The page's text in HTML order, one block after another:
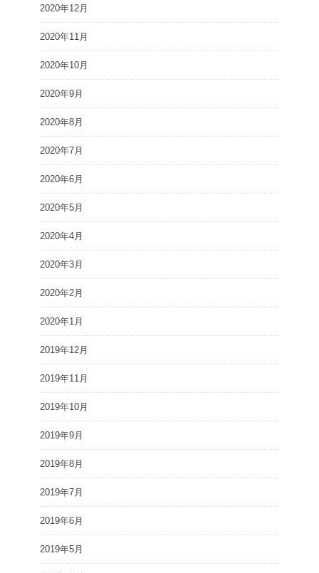
2020年12月
2020年11月
2020年10月
2020年9月
2020年8月
2020年7月
2020年6月
2020年5月
2020年4月
2020年3月
2020年2月
2020年1月
2019年12月
2019年11月
2019年10月
2019年9月
2019年8月
2019年7月
2019年6月
2019年5月